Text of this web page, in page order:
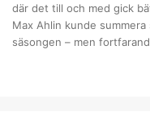
där det till och med gick
Max Ahlin kunde
säsongen – men